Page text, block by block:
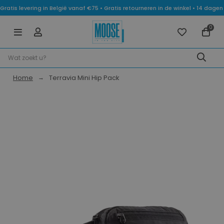
Gratis levering in België vanaf €75 • Gratis retourneren in de winkel • 14
0
Home Terravia Mini Hip Pack